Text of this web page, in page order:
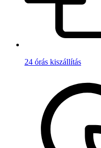
24 órás kiszállítás